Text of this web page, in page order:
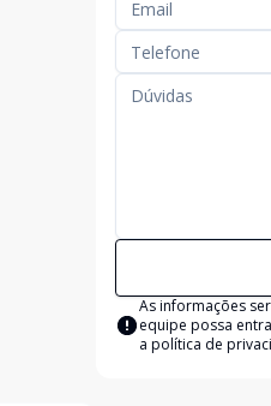
As informações
equipe possa
a política de